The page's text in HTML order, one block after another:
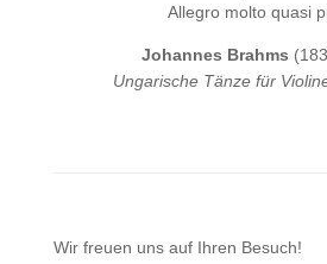
Allegro molto quasi
Johannes Brahms
Ungarische Tänze für
Wir freuen uns auf Ihren Besuch!